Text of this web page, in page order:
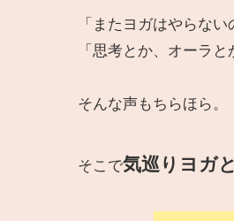
「またヨガはやらない
「思考とか、オーラ
そんな声もちらほら。
そこで気巡りヨガ